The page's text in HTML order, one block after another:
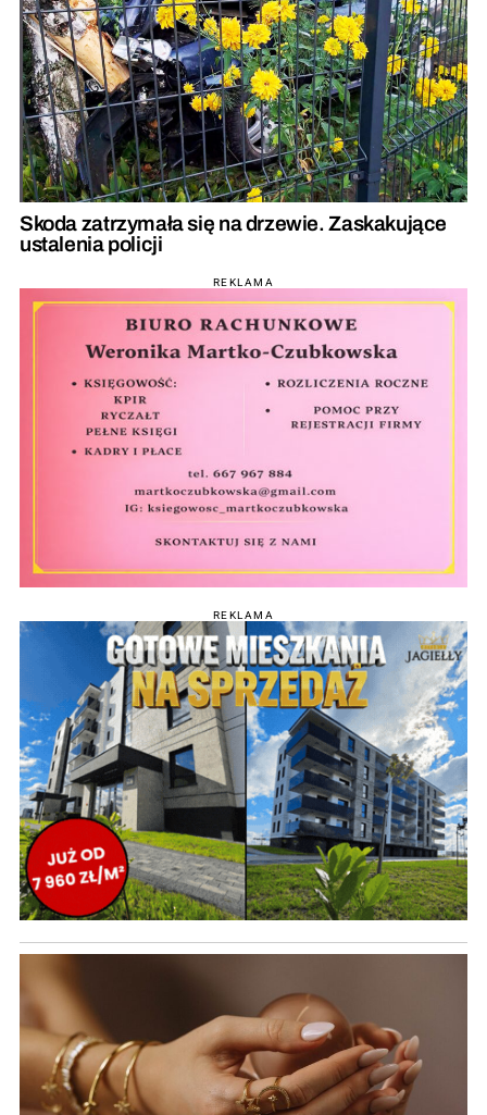
Skoda zatrzymała się na drzewie. Zaskakujące
ustalenia policji
REKLAMA
REKLAMA